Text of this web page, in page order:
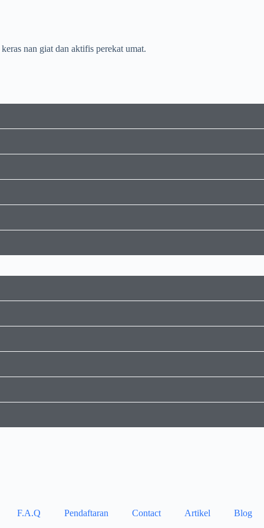
nan giat dan aktifis perekat umat.
F.A.Q
Pendaftaran Contact Artikel Blog